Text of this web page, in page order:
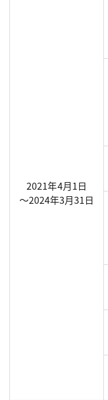
2021年4月1日
～2024年3月31日